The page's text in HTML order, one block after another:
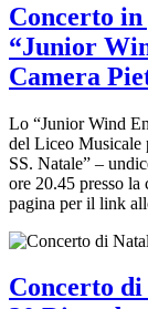
Concerto in
“Junior
Camera
Lo “Junior Wind
del Liceo Musicale
SS. Natale” –
ore 20.45 presso
pagina per il link
Concerto